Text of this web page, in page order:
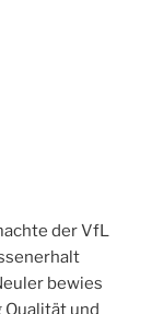
der VfL
bewies
und